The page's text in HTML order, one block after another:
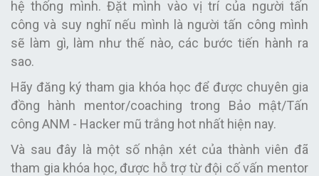
hệ thống mình. Đặt mình vào vị trí của người tấn
công và suy nghĩ nếu mình là người tấn công mình
sẽ làm gì, làm như thế nào, các bước tiến hành ra
sao.
Hãy đăng ký tham gia khóa học để được chuyên gia
đồng hành mentor/coaching trong Bảo mật/Tấn
công ANM - Hacker mũ trắng hot nhất hiện nay.
Và sau đây là một số nhận xét của thành viên đã
tham gia khóa học, được hỗ trợ từ đội cố vấn mentor